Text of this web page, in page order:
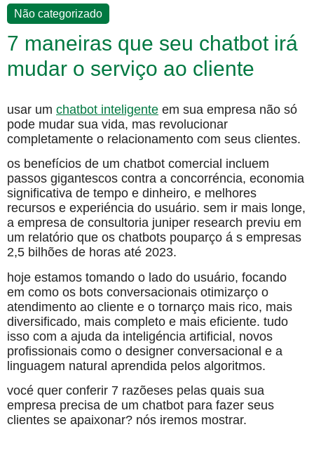
Não categorizado
7 maneiras que seu chatbot irá
mudar o serviço ao cliente
usar um chatbot inteligente em sua empresa não só
pode mudar sua vida, mas revolucionar
completamente o relacionamento com seus clientes.
os benefícios de um chatbot comercial incluem
passos gigantescos contra a concorréncia, economia
significativa de tempo e dinheiro, e melhores
recursos e experiéncia do usuário. sem ir mais longe,
a empresa de consultoria juniper research previu em
um relatório que os chatbots pouparço á s empresas
2,5 bilhões de horas até 2023.
hoje estamos tomando o lado do usuário, focando
em como os bots conversacionais otimizarço o
atendimento ao cliente e o tornarço mais rico, mais
diversificado, mais completo e mais eficiente. tudo
isso com a ajuda da inteligéncia artificial, novos
profissionais como o designer conversacional e a
linguagem natural aprendida pelos algoritmos.
vocé quer conferir 7 razõeses pelas quais sua
empresa precisa de um chatbot para fazer seus
clientes se apaixonar? nós iremos mostrar.